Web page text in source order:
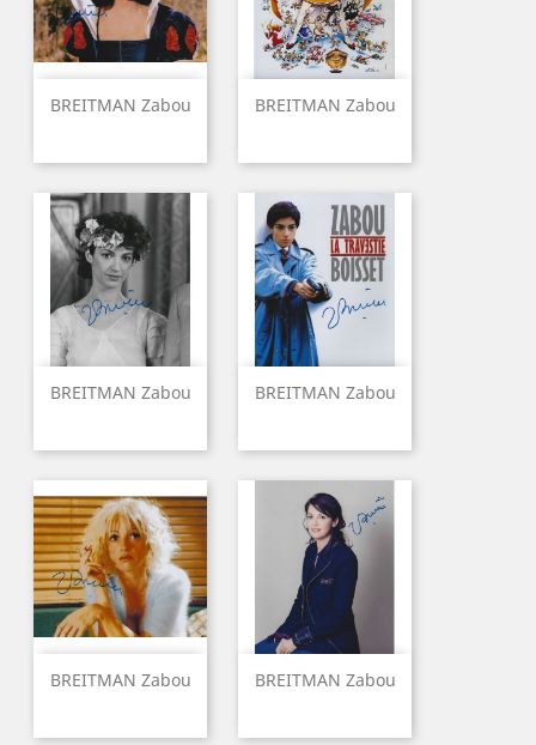
BREITMAN Zabou BREITMAN Zabou
BREITMAN Zabou BREITMAN Zabou
BREITMAN Zabou BREITMAN Zabou